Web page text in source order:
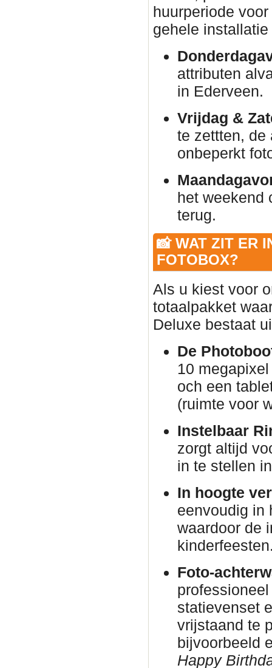
huurperiode
gehele
attributen
in Ederveen.
Vrijdag &
te zettten, de
onbeperkt
het weekend
terug.
📸 WAT ZIT ER
FOTOBOX?
Als u kiest voor
totaalpakket
Deluxe bestaat
De
10
och een
(ruimte voor
Instelbaar
zorgt altijd
in te stellen
In hoogte
eenvoudig in
waardoor de
Foto-
statievenset
vrijstaand te
bijvoorbeeld
Happy